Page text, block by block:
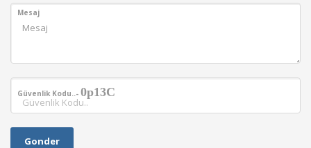
Mesaj
Güvenlik Kodu..- 0p13C
Gonder